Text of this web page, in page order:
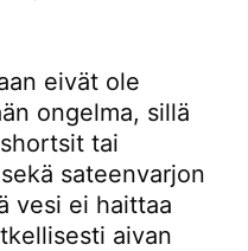
eivät ole
ongelma, sillä
tai
sateenvarjon
vesi ei haittaa
aivan